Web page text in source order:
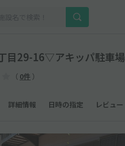
目29-16▽アキッパ駐車場
（ 0件 ）
詳細情報 日時の指定 レビュー